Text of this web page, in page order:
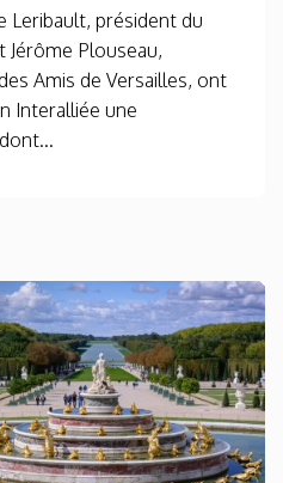
Leribault, président du
Jérôme Plouseau,
Amis de Versailles, ont
Interalliée une